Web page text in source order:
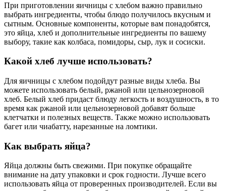
При приготовлении яичницы с хлебом важно правильно
выбрать ингредиенты, чтобы блюдо получилось вкусным и
сытным. Основные компоненты, которые вам понадобятся,
это яйца, хлеб и дополнительные ингредиенты по вашему
выбору, такие как колбаса, помидоры, сыр, лук и сосиски.
Какой хлеб лучше использовать?
Для яичницы с хлебом подойдут разные виды хлеба. Вы
можете использовать белый, ржаной или цельнозерновой
хлеб. Белый хлеб придаст блюду легкость и воздушность, в то
время как ржаной или цельнозерновой добавят больше
клетчатки и полезных веществ. Также можно использовать
багет или чиабатту, нарезанные на ломтики.
Как выбрать яйца?
Яйца должны быть свежими. При покупке обращайте
внимание на дату упаковки и срок годности. Лучше всего
использовать яйца от проверенных производителей. Если вы